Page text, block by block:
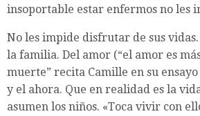
insoportable estar enfermos no les
No les impide disfrutar de sus vidas.
la familia. Del amor (“el amor es
muerte” recita Camille en su
y el ahora. Que en realidad es la
asumen los niños. «Toca vivir con